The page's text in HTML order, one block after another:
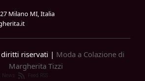
Milano MI, Italia
riservati | Moda a Colazione di
Margherita Tizzi
News Feed RSS